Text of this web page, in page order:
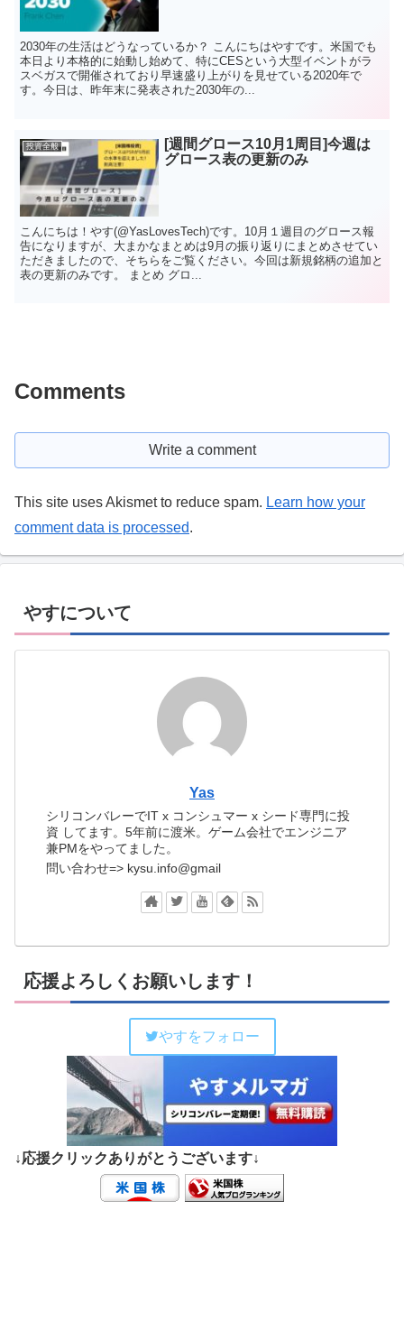
2030年の生活はどうなっているか？ こんにちはやすです。米国でも
本日より本格的に始動し始めて、特にCESという大型イベントがラ
スベガスで開催されており早速盛り上がりを見せている2020年で
す。今日は、昨年末に発表された2030年の...
投資全般
[週間グロース10月1周目]今週は
グロース表の更新のみ
こんにちは！やす(@YasLovesTech)です。10月１週目のグロース報
告になりますが、大まかなまとめは9月の振り返りにまとめさせてい
ただきましたので、そちらをご覧ください。今回は新規銘柄の追加と
表の更新のみです。 まとめ グロ...
Comments
Write a comment
This site uses Akismet to reduce spam. Learn how your
comment data is processed.
やすについて
Yas
シリコンバレーでIT x コンシュマー x シード専門に投
資 してます。5年前に渡米。ゲーム会社でエンジニア
兼PMをやってました。
問い合わせ=> kysu.info@gmail
応援よろしくお願いします！
やすをフォロー
↓応援クリックありがとうございます↓